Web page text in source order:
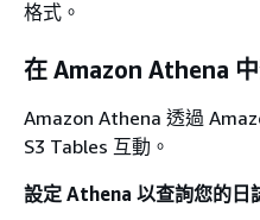
格式。
在 Amazon Athena
Amazon Athena 透過
S3 Tables 互動。
設定 Athena 以查詢您的日